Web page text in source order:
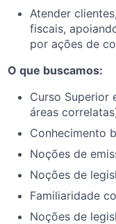
Atender
fiscais,
por ações de
O que buscamos:
Curso Superior
áreas
Conhecimento
Noções de
Noções de
Familiaridade
Noções de